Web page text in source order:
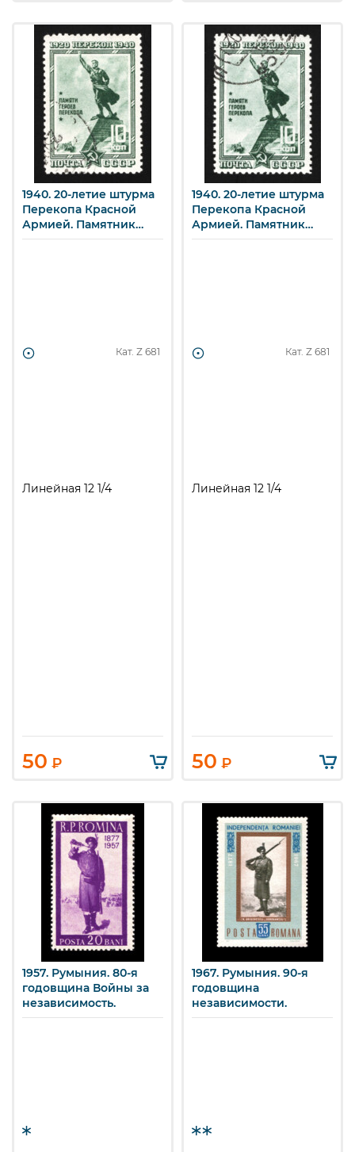
1940. 20-летие штурма
Перекопа Красной
Армией. Памятник
героям Перекопа. 10 к.
Кат. Z 681
Линейная 12 1/4
50 ₽
1940. 20-летие штурма
Перекопа Красной
Армией. Памятник
героям Перекопа. 10 к.
Кат. Z 681
Линейная 12 1/4
50 ₽
1957. Румыния. 80-я
годовщина Войны за
независимость.
1967. Румыния. 90-я
годовщина
независимости.